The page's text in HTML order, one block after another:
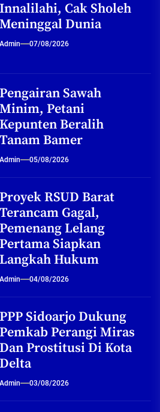
Innalilahi, Cak Sholeh
Meninggal Dunia
Admin 07/08/2026
Pengairan Sawah
Minim, Petani
Kepunten Beralih
Tanam Bamer
Admin 05/08/2026
Proyek RSUD Barat
Terancam Gagal,
Pemenang Lelang
Pertama Siapkan
Langkah Hukum
Admin 04/08/2026
PPP Sidoarjo Dukung
Pemkab Perangi Miras
Dan Prostitusi Di Kota
Delta
Admin 03/08/2026